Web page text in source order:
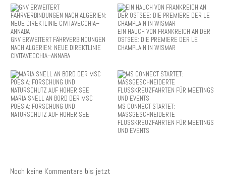
GNV ERWEITERT FÄHRVERBINDUNGEN
NACH ALGERIEN: NEUE DIREKTLINIE
CIVITAVECCHIA–ANNABA
EIN HAUCH VON FRANKREICH AN DER
OSTSEE: DIE PREMIERE DER LE
CHAMPLAIN IN WISMAR
MARIA SNELL AN BORD DER MSC
POESIA: FORSCHUNG UND
NATURSCHUTZ AUF HOHER SEE
MS CONNECT STARTET:
MASSGESCHNEIDERTE
FLUSSKREUZFAHRTEN FÜR MEETINGS
UND EVENTS
Noch keine Kommentare bis jetzt